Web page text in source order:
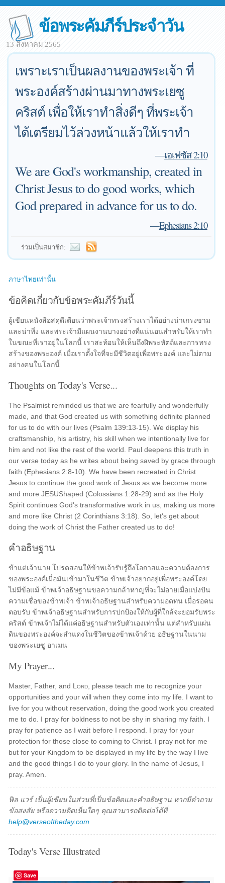
ข้อพระคัมภีร์ประจำวัน
13 สิงหาคม 2565
เพราะเราเป็นผลงานของพระเจ้า ที่
พระองค์สร้างผ่านมาทางพระเยซู
คริสต์ เพื่อให้เราทำสิ่งดีๆ ที่พระเจ้า
ได้เตรียมไว้ล่วงหน้าแล้วให้เราทำ
—เอเฟซัส 2:10
We are God's workmanship, created in
Christ Jesus to do good works, which
God prepared in advance for us to do.
—Ephesians 2:10
ร่วมเป็นสมาชิก:
ภาษาไทยเท่านั้น
ข้อคิดเกี่ยวกับข้อพระคัมภีร์วันนี้
ผู้เขียนหนังสือสดุดีเตือนว่าพระเจ้าทรงสร้างเราได้อย่างน่าเกรงขาม
และน่าทึ่ง และพระเจ้ามีแผนงานบางอย่างที่แน่นอนสำหรับให้เราทำ
ในขณะที่เราอยู่ในโลกนี้ เราสะท้อนให้เห็นถึงฝีพระหัตถ์และการทรง
สร้างของพระองค์ เมื่อเราตั้งใจที่จะมีชีวิตอยู่เพื่อพระองค์ และไม่ตาม
อย่างคนในโลกนี้
Thoughts on Today's Verse...
The Psalmist reminded us that we are fearfully and wonderfully
made, and that God created us with something definite planned
for us to do with our lives (Psalm 139:13-15). We display his
craftsmanship, his artistry, his skill when we intentionally live for
him and not like the rest of the world. Paul deepens this truth in
our verse today as he writes about being saved by grace through
faith (Ephesians 2:8-10). We have been recreated in Christ
Jesus to continue the good work of Jesus as we become more
and more JESUShaped (Colossians 1:28-29) and as the Holy
Spirit continues God's transformative work in us, making us more
and more like Christ (2 Corinthians 3:18). So, let's get about
doing the work of Christ the Father created us to do!
คำอธิษฐาน
ข้าแต่เจ้านาย โปรดสอนให้ข้าพเจ้ารับรู้ถึงโอกาสและความต้องการ
ของพระองค์เมื่อมันเข้ามาในชีวิต ข้าพเจ้าอยากอยู่เพื่อพระองค์โดย
ไม่มีข้อแม้ ข้าพเจ้าอธิษฐานขอความกล้าหาญที่จะไม่อายเมื่อแบ่งปัน
ความเชื่อของข้าพเจ้า ข้าพเจ้าอธิษฐานสำหรับความอดทน เมื่อรอคน
ตอบรับ ข้าพเจ้าอธิษฐานสำหรับการปกป้องให้กับผู้ที่ใกล้จะยอมรับพระ
คริสต์ ข้าพเจ้าไม่ได้แค่อธิษฐานสำหรับตัวเองเท่านั้น แต่สำหรับแผ่น
ดินของพระองค์จะสำแดงในชีวิตของข้าพเจ้าด้วย อธิษฐานในนาม
ของพระเยซู อาเมน
My Prayer...
Master, Father, and Lord , please teach me to recognize your
opportunities and your will when they come into my life. I want to
live for you without reservation, doing the good work you created
me to do. I pray for boldness to not be shy in sharing my faith. I
pray for patience as I wait before I respond. I pray for your
protection for those close to coming to Christ. I pray not for me
but for your Kingdom to be displayed in my life by the way I live
and the good things I do to your glory. In the name of Jesus, I
pray. Amen.
ฟิล แวร์ เป็นผู้เขียนในส่วนที่เป็นข้อคิดและคำอธิษฐาน หากมีคำถาม
ข้อสงสัย หรือความคิดเห็นใดๆ คุณสามารถติดต่อได้ที่
help@verseoftheday.com
Today's Verse Illustrated
Save